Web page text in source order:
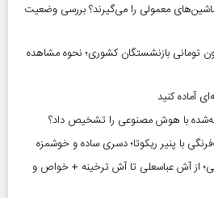
معمولی را می‌گیرند؟ بررسی وضعیت
وام ضروری ۷۵ میلیون تومانی بازنشستگان کشوری؛ نحوه مشاهده
با هوش مصنوعی را تشخیص داد؟
با پنیر ریکوتا؛ دسری ساده و خوشمزه
از آش عباسعلی تا آش ترخینه + خواص و